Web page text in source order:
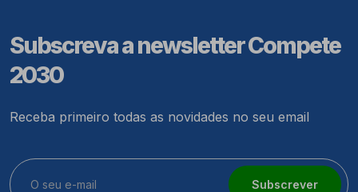
Subscreva a newsletter Compete
2030
Receba primeiro todas as novidades no seu email
Subscrever